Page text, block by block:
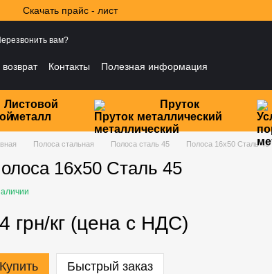
Скачать прайс - лист
вам?
Контакты
Полезная информация
Листовой
металл
Пруток
металлический
Полоса стальная Полоса сталь 45 Полоса 16х50 Сталь 45
16х50 Сталь 45
грн/кг (цена с НДС)
Купить Быстрый заказ